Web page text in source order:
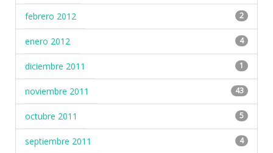
febrero 2012 2
enero 2012 4
diciembre 2011 1
noviembre 2011 43
octubre 2011 5
septiembre 2011 4